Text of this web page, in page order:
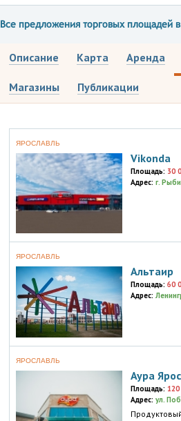
Все предложения торговых площадей
Описание Карта Аренда
Магазины Публикации
ЯРОСЛАВЛЬ
Vikonda
Площадь: 30
Адрес: г.
ЯРОСЛАВЛЬ
Альтаир
Площадь: 60
Адрес:
ЯРОСЛАВЛЬ
Аура
Площадь:
Адрес: ул.